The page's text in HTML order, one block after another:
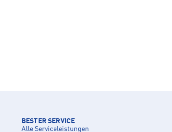
BESTER SERVICE
Alle Serviceleistungen